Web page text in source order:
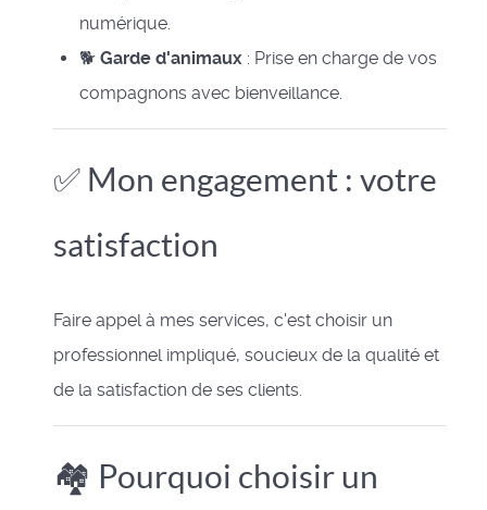
numérique.
🐕 Garde d'animaux : Prise en charge de vos
compagnons avec bienveillance.
✅ Mon engagement : votre
satisfaction
Faire appel à mes services, c'est choisir un
professionnel impliqué, soucieux de la qualité et
de la satisfaction de ses clients.
🏘️ Pourquoi choisir un